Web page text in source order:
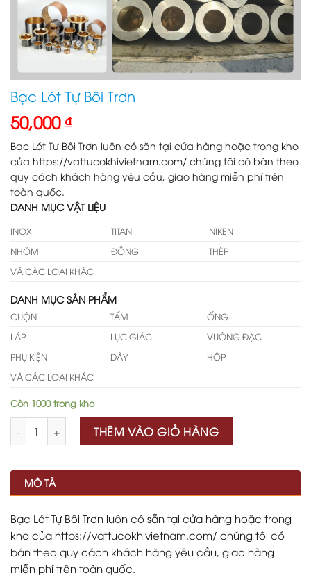
Bạc Lót Tự Bôi Trơn
50,000 ₫
Bạc Lót Tự Bôi Trơn luôn có sẵn tại cửa hàng hoặc trong kho
của https://vattucokhivietnam.com/ chúng tôi có bán theo
quy cách khách hàng yêu cầu, giao hàng miễn phí trên
toàn quốc.
DANH MỤC VẬT LIỆU
INOX TITAN
NIKEN
NHÔM
ĐỒNG
THÉP
VÀ CÁC LOẠI KHÁC
DANH MỤC SẢN PHẨM
CUỘN TẤM
ỐNG
LÁP
LỤC GIÁC
VUÔNG ĐẶC
PHỤ KIỆN
DÂY
HỘP
VÀ CÁC LOẠI KHÁC
Còn 1000 trong kho
THÊM VÀO GIỎ HÀNG
MÔ TẢ
Bạc Lót Tự Bôi Trơn luôn có sẵn tại cửa hàng hoặc trong
kho của https://vattucokhivietnam.com/ chúng tôi có
bán theo quy cách khách hàng yêu cầu, giao hàng
miễn phí trên toàn quốc.